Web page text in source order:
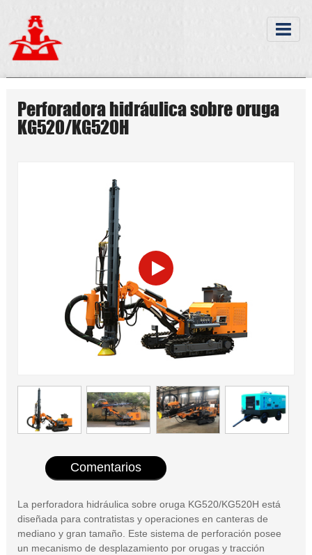
Perforadora hidráulica sobre oruga
KG520/KG520H
Comentarios
La perforadora hidráulica sobre oruga KG520/KG520H está
diseñada para contratistas y operaciones en canteras de
mediano y gran tamaño. Este sistema de perforación posee
un mecanismo de desplazamiento por orugas y tracción